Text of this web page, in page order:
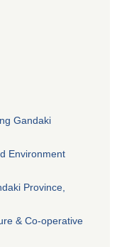
Gandaki
Environment
Province,
& Co-operative